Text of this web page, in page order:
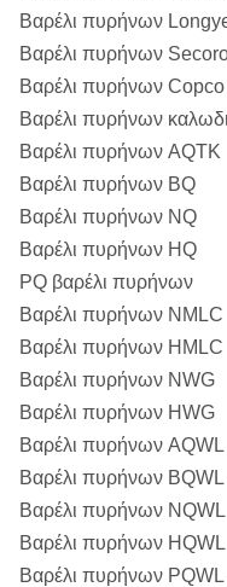
Βαρέλι πυρήνων
Βαρέλι πυρήνων
Βαρέλι πυρήνων Copco
Βαρέλι πυρήνων
Βαρέλι πυρήνων AQTK
Βαρέλι πυρήνων BQ
Βαρέλι πυρήνων NQ
Βαρέλι πυρήνων HQ
PQ βαρέλι πυρήνων
Βαρέλι πυρήνων NMLC
Βαρέλι πυρήνων HMLC
Βαρέλι πυρήνων NWG
Βαρέλι πυρήνων HWG
Βαρέλι πυρήνων AQWL
Βαρέλι πυρήνων BQWL
Βαρέλι πυρήνων NQWL
Βαρέλι πυρήνων HQWL
Βαρέλι πυρήνων PQWL